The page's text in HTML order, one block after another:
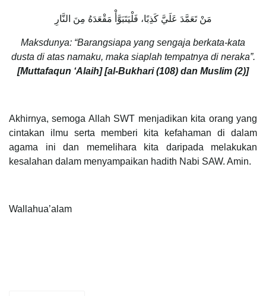
مَنْ تَعَمَّدَ عَلَيَّ كَذِبًا، فَلْيَتَبَوَّأْ مَقْعَدَهُ مِنَ النَّارِ
Maksdunya: “Barangsiapa yang sengaja berkata-kata
dusta di atas namaku, maka siaplah tempatnya di neraka”.
[Muttafaqun ‘Alaih] [al-Bukhari (108) dan Muslim (2)]
Akhirnya, semoga Allah SWT menjadikan kita orang yang
cintakan ilmu serta memberi kita kefahaman di dalam
agama ini dan memelihara kita daripada melakukan
kesalahan dalam menyampaikan hadith Nabi SAW. Amin.
Wallahua’alam